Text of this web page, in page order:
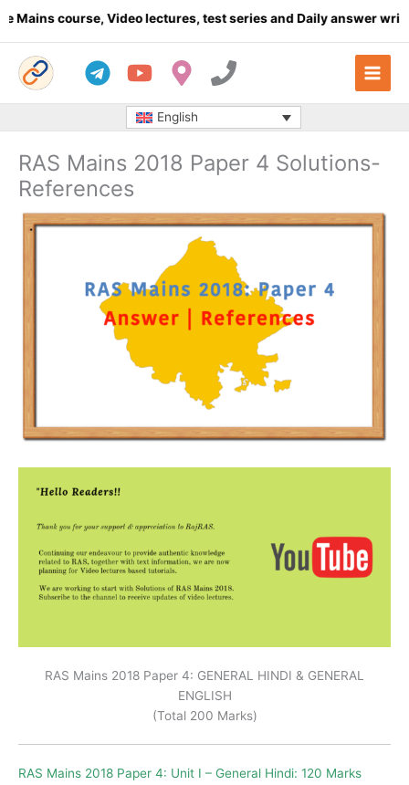
Video lectures, test series and Daily answer writing- Click
English
RAS Mains 2018 Paper 4 Solutions-
References
RAS Mains 2018 Paper 4: GENERAL HINDI & GENERAL
ENGLISH
(Total 200 Marks)
RAS Mains 2018 Paper 4: Unit I – General Hindi: 120 Marks